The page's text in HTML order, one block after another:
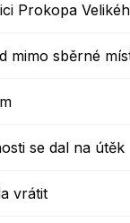
Prokopa
mimo sběrné
se dal na útěk
vrátit